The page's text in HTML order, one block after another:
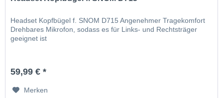
Headset Kopfbügel f. SNOM D715 Angenehmer Tragekomfort
Drehbares Mikrofon, sodass es für Links- und Rechtsträger
geeignet ist
59,99 € *
Merken